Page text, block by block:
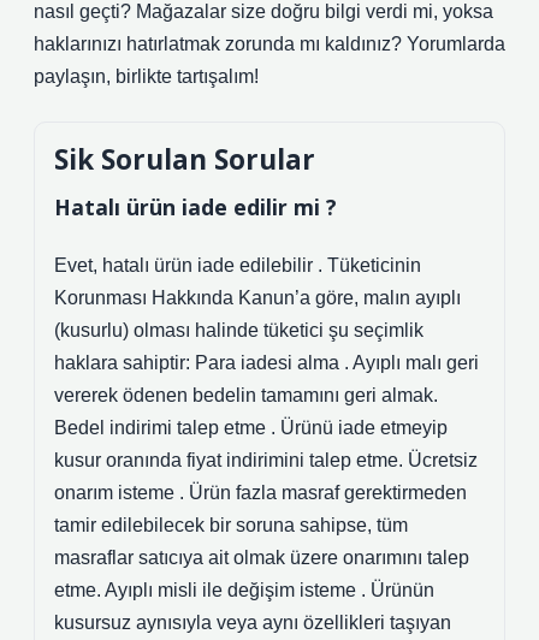
nasıl geçti? Mağazalar size doğru bilgi verdi mi, yoksa
haklarınızı hatırlatmak zorunda mı kaldınız? Yorumlarda
paylaşın, birlikte tartışalım!
Sik Sorulan Sorular
Hatalı ürün iade edilir mi ?
Evet, hatalı ürün iade edilebilir . Tüketicinin
Korunması Hakkında Kanun’a göre, malın ayıplı
(kusurlu) olması halinde tüketici şu seçimlik
haklara sahiptir: Para iadesi alma . Ayıplı malı geri
vererek ödenen bedelin tamamını geri almak.
Bedel indirimi talep etme . Ürünü iade etmeyip
kusur oranında fiyat indirimini talep etme. Ücretsiz
onarım isteme . Ürün fazla masraf gerektirmeden
tamir edilebilecek bir soruna sahipse, tüm
masraflar satıcıya ait olmak üzere onarımını talep
etme. Ayıplı misli ile değişim isteme . Ürünün
kusursuz aynısıyla veya aynı özellikleri taşıyan